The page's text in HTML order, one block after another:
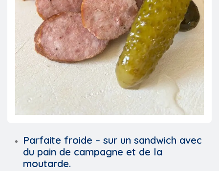
Parfaite froide – sur un sandwich avec
du pain de campagne et de la
moutarde.